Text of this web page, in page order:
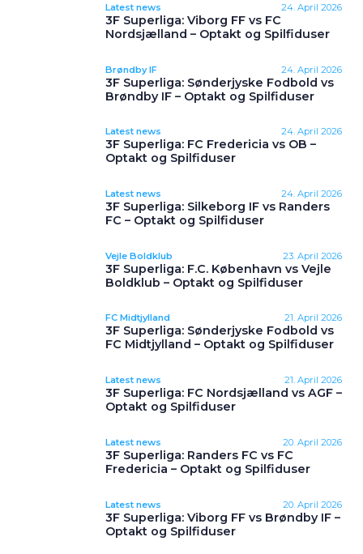
Latest news 24. April 2026
3F Superliga: Viborg FF vs FC
Nordsjælland – Optakt og Spilfiduser
Brøndby IF 24. April 2026
3F Superliga: Sønderjyske Fodbold vs
Brøndby IF – Optakt og Spilfiduser
Latest news 24. April 2026
3F Superliga: FC Fredericia vs OB –
Optakt og Spilfiduser
Latest news 24. April 2026
3F Superliga: Silkeborg IF vs Randers
FC – Optakt og Spilfiduser
Vejle Boldklub 23. April 2026
3F Superliga: F.C. København vs Vejle
Boldklub – Optakt og Spilfiduser
FC Midtjylland 21. April 2026
3F Superliga: Sønderjyske Fodbold vs
FC Midtjylland – Optakt og Spilfiduser
Latest news 21. April 2026
3F Superliga: FC Nordsjælland vs AGF –
Optakt og Spilfiduser
Latest news 20. April 2026
3F Superliga: Randers FC vs FC
Fredericia – Optakt og Spilfiduser
Latest news 20. April 2026
3F Superliga: Viborg FF vs Brøndby IF –
Optakt og Spilfiduser